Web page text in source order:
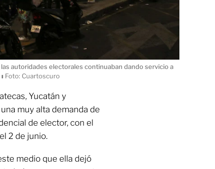
autoridades electorales continuaban dando servicio a
ı Foto: Cuartoscuro
Yucatán y
muy alta demanda de
de elector, con el
2 de junio.
medio que ella dejó